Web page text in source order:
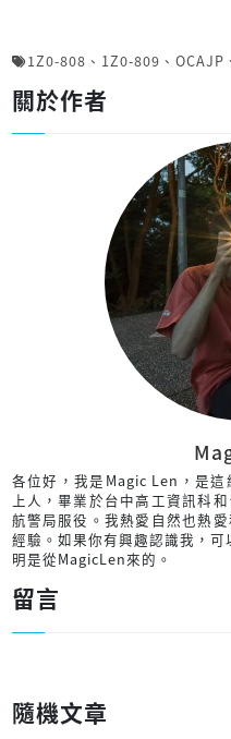
1Z0-808 、 1Z0-809 、 OCAJP
關於作者
各位好，我是Magic Len，是
上人，畢業於台中高工資訊科
航警局服役。我熱愛自然也熱
經驗。如果你有興趣認識我，可
明是從MagicLen來的。
留言
隨機文章